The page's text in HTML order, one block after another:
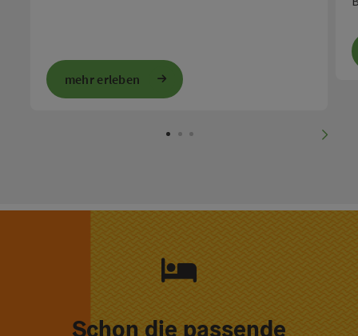
mehr erleben
Schon die passende